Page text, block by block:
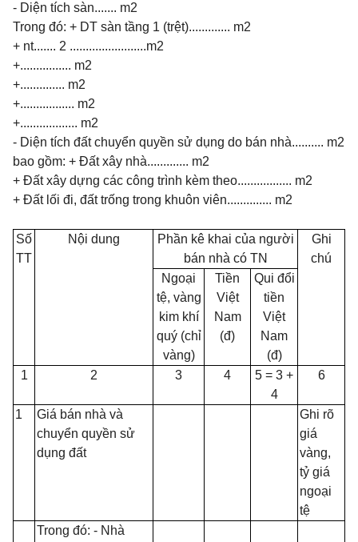
- Diện tích sàn....... m2
Trong đó: + DT sàn tầng 1 (trệt)............. m2
+ nt....... 2 ........................m2
+................ m2
+.............. m2
+................. m2
+.................. m2
- Diện tích đất chuyển quyền sử dụng do bán nhà.......... m2
bao gồm: + Đất xây nhà............. m2
+ Đất xây dựng các công trình kèm theo................. m2
+ Đất lối đi, đất trống trong khuôn viên.............. m2
Số
TT
Nội dung Phần kê khai của người
bán nhà có TN
Ghi
chú
Ngoại
tệ, vàng
kim khí
quý (chỉ
vàng)
Tiền
Việt
Nam
(đ)
Qui đổi
tiền
Việt
Nam
(đ)
1
2 3 4
5 = 3 +
4
6
1
Giá bán nhà và
chuyển quyền sử
dụng đất
Ghi rõ
giá
vàng,
tỷ giá
ngoại
tệ
Trong đó: - Nhà